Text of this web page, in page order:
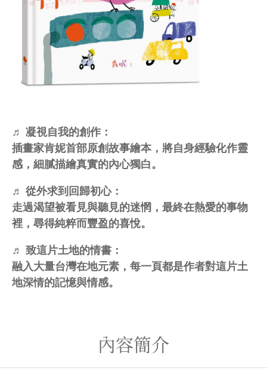
♬ 凝視自我的創作：
插畫家肯妮首部原創故事繪本，將自身經驗化作靈
感，細膩描繪真實的內心獨白。
♬ 從外求到回歸初心：
走過渴望被看見與聽見的迷惘，最終在熱愛的事物
裡，尋得純粹而豐盈的喜悅。
♬ 致這片土地的情書：
融入大量台灣在地元素，每一頁都是作者對這片土
地深情的記憶與情感。
內容簡介